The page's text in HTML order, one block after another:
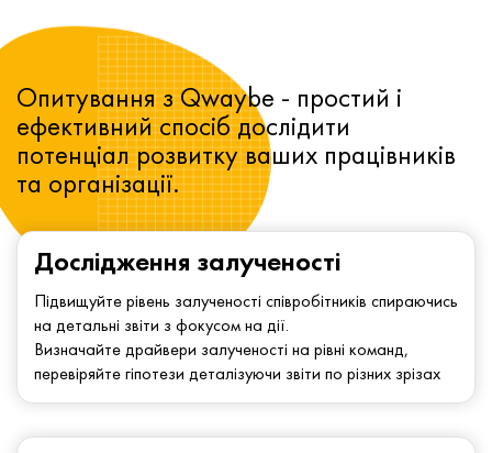
Дослідження залученості
Підвищуйте рівень залученості співробітників спираючись
на детальні звіти з фокусом на дії.
Визначайте драйвери залученості на рівні команд,
перевіряйте гіпотези деталізуючи звіти по різних зрізах
Опитування з Qwaybe - простий і
ефективний спосіб дослідити
потенціал розвитку ваших працівників
та організації.